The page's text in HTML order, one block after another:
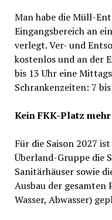
Man habe die Müll-
Eingangsbereich an
verlegt. Ver- und
kostenlos und an der
bis 13 Uhr eine
Schrankenzeiten: 7
Kein FKK-Platz mehr
Für die Saison 2027
Überland-Gruppe die
Sanitärhäuser sowie
Ausbau der
Wasser, Abwasser)